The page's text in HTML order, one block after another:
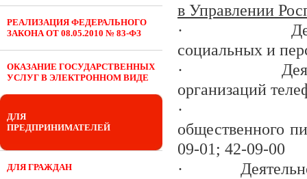
РЕАЛИЗАЦИЯ ФЕДЕРАЛЬНОГО
ЗАКОНА ОТ 08.05.2010 № 83-ФЗ
ОКАЗАНИЕ ГОСУДАРСТВЕННЫХ
УСЛУГ В ЭЛЕКТРОННОМ ВИДЕ
ДЛЯ
ПРЕДПРИНИМАТЕЛЕЙ
ДЛЯ ГРАЖДАН
в Управлении
·
социальных и
·
организаций
·
общественного
09-01; 42-09-00
·